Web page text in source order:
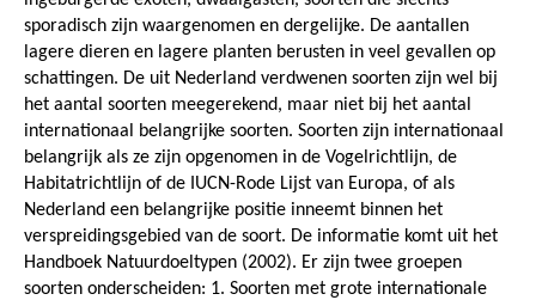
sporadisch zijn waargenomen en dergelijke. De aantallen
lagere dieren en lagere planten berusten in veel gevallen op
schattingen. De uit Nederland verdwenen soorten zijn wel bij
het aantal soorten meegerekend, maar niet bij het aantal
internationaal belangrijke soorten. Soorten zijn internationaal
belangrijk als ze zijn opgenomen in de Vogelrichtlijn, de
Habitatrichtlijn of de IUCN-Rode Lijst van Europa, of als
Nederland een belangrijke positie inneemt binnen het
verspreidingsgebied van de soort. De informatie komt uit het
Handboek Natuurdoeltypen (2002). Er zijn twee groepen
soorten onderscheiden: 1. Soorten met grote internationale